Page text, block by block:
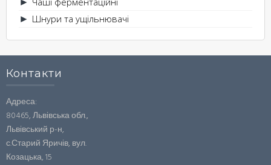
► Шнури та ущільнювачі
Контакти
Адреса:
80465, Львівська обл.,
Львівський р-н,
с.Старий Яричів, вул.
Козацька, 15